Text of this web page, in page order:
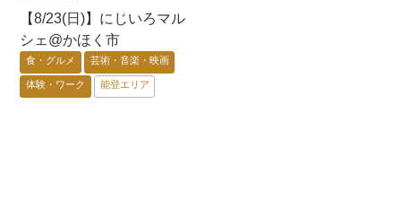
【8/23(日)】にじいろマル
シェ@かほく市
食・グルメ 芸術・音楽・映画
体験・ワーク 能登エリア